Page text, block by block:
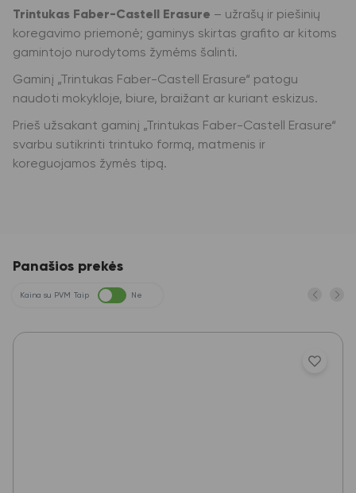
Trintukas Faber-Castell Erasure – užrašų ir piešinių
koregavimo priemonė; gaminys skirtas grafito ar kitoms
gamintojo nurodytoms žymėms šalinti.
Gaminį „Trintukas Faber-Castell Erasure“ patogu
naudoti mokykloje, biure, braižant ar kuriant eskizus.
Prieš užsakant gaminį „Trintukas Faber-Castell Erasure“
svarbu sutikrinti trintuko formą, matmenis ir
koreguojamos žymės tipą.
Panašios prekės
Kaina su PVM Taip Ne